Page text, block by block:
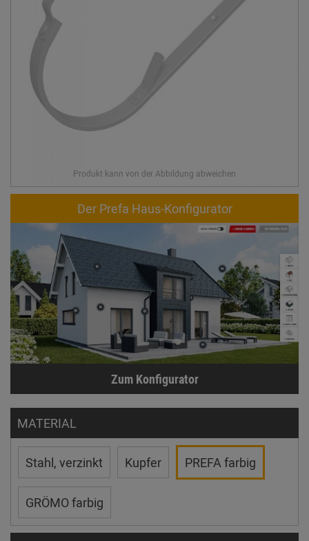
Der Prefa Haus-Konfigurator
Zum Konfigurator
MATERIAL
Stahl, verzinkt Kupfer PREFA farbig
GRÖMO farbig